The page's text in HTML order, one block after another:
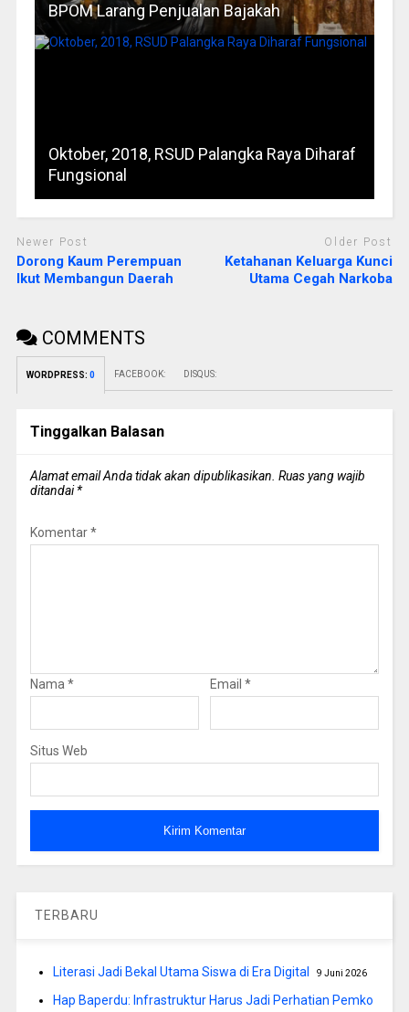
BPOM Larang Penjualan Bajakah
Oktober, 2018, RSUD Palangka Raya Diharaf
Fungsional
Newer Post
Dorong Kaum Perempuan
Ikut Membangun Daerah
Older Post
Ketahanan Keluarga Kunci
Utama Cegah Narkoba
COMMENTS
WORDPRESS: 0 FACEBOOK: DISQUS:
Tinggalkan Balasan
Alamat email Anda tidak akan dipublikasikan. Ruas yang wajib
ditandai*
Komentar*
Nama * Email *
Situs Web
TERBARU
Literasi Jadi Bekal Utama Siswa di Era Digital 9 Juni 2026
Hap Baperdu: Infrastruktur Harus Jadi Perhatian Pemko